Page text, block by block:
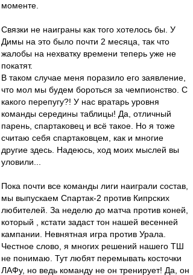
моменте.
Связки не наиграны как того хотелось бы. У
Димы на это было почти 2 месяца, так что
жалобы на нехватку времени теперь уже не
покатят.
В таком случае меня поразило его заявление,
что мол мы будем бороться за чемпионство. С
какого перепугу?! У нас вратарь уровня
команды середины таблицы! Да, отличный
парень, спартаковец и всё такое. Но я тоже
считаю себя спартаковцем, как и многие
другие здесь. Надеюсь, ход моих мыслей вы
уловили...
Пока почти все команды лиги наиграли состав,
мы выпускаем Спартак-2 против Кипрских
любителей. За неделю до матча против коней,
который , кстати задаст тон нашей весенней
кампании. Невнятная игра против Урала.
Честное слово, я многих решений нашего ТШ
не понимаю. Тут любят перемывать косточки
ЛАФу, но ведь команду не он тренирует! Да, он